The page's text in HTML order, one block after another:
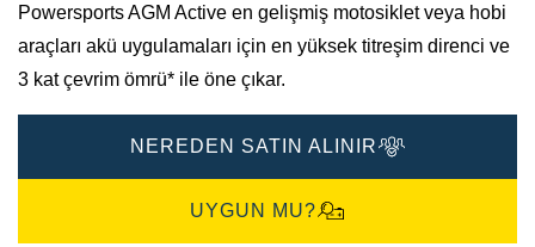
Powersports AGM Active en gelişmiş motosiklet veya hobi
araçları akü uygulamaları için en yüksek titreşim direnci ve
3 kat çevrim ömrü* ile öne çıkar.
NEREDEN SATIN ALINIR
UYGUN MU?